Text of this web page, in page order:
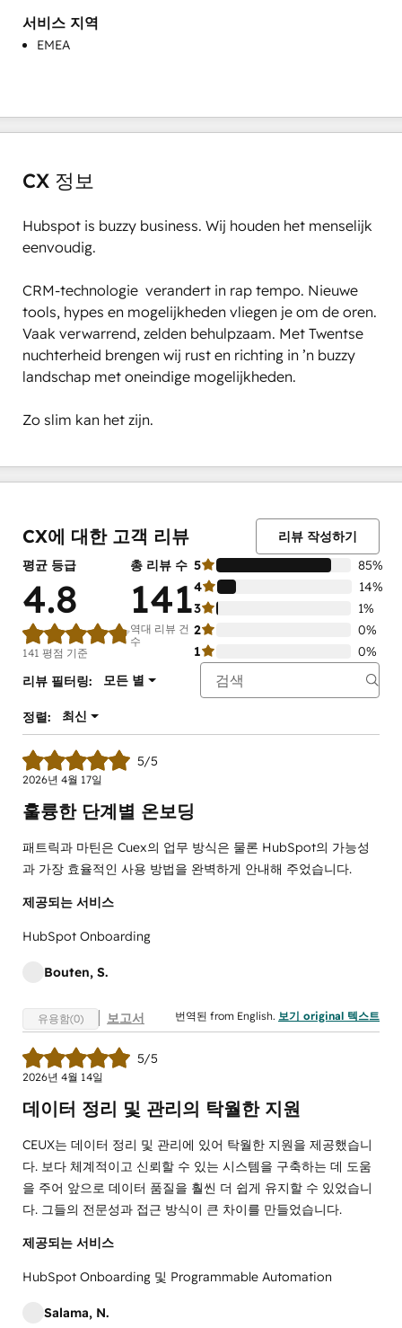
서비스 지역
EMEA
CX 정보
Hubspot is buzzy business. Wij houden het menselijk
eenvoudig.
CRM-technologie  verandert in rap tempo. Nieuwe
tools, hypes en mogelijkheden vliegen je om de oren.
Vaak verwarrend, zelden behulpzaam. Met Twentse
nuchterheid brengen wij rust en richting in ’n buzzy
landschap met oneindige mogelijkheden.
Zo slim kan het zijn.
CX에 대한 고객 리뷰
리뷰 작성하기
평균 등급
4.8
141 평점 기준
총 리뷰 수
141
역대 리뷰 건
수
5
료
85%
4
14%
3
1%
2
0%
1
0%
리뷰 필터링:
모든 별
정렬: 최신
5/5
2026년 4월 17일
훌륭한 단계별 온보딩
패트릭과 마틴은 Cuex의 업무 방식은 물론 HubSpot의 가능성
과 가장 효율적인 사용 방법을 완벽하게 안내해 주었습니다.
제공되는 서비스
HubSpot Onboarding
Bouten, S.
유용함(0) 보고서 번역된 from English. 보기 original 텍스트
5/5
2026년 4월 14일
데이터 정리 및 관리의 탁월한 지원
CEUX는 데이터 정리 및 관리에 있어 탁월한 지원을 제공했습니
다. 보다 체계적이고 신뢰할 수 있는 시스템을 구축하는 데 도움
을 주어 앞으로 데이터 품질을 훨씬 더 쉽게 유지할 수 있었습니
다. 그들의 전문성과 접근 방식이 큰 차이를 만들었습니다.
제공되는 서비스
HubSpot Onboarding 및 Programmable Automation
Salama, N.